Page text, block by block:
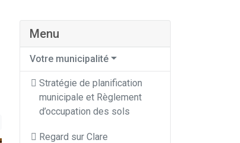
Menu
Votre municipalité
Stratégie de planification
municipale et Règlement
d’occupation des sols
Regard sur Clare